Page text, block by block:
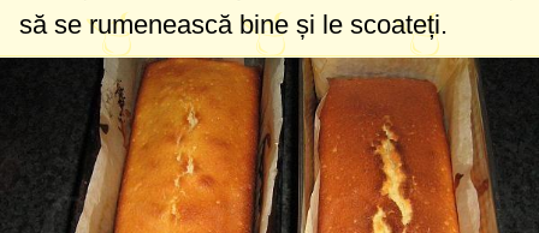
să se rumenească bine și le scoateți.